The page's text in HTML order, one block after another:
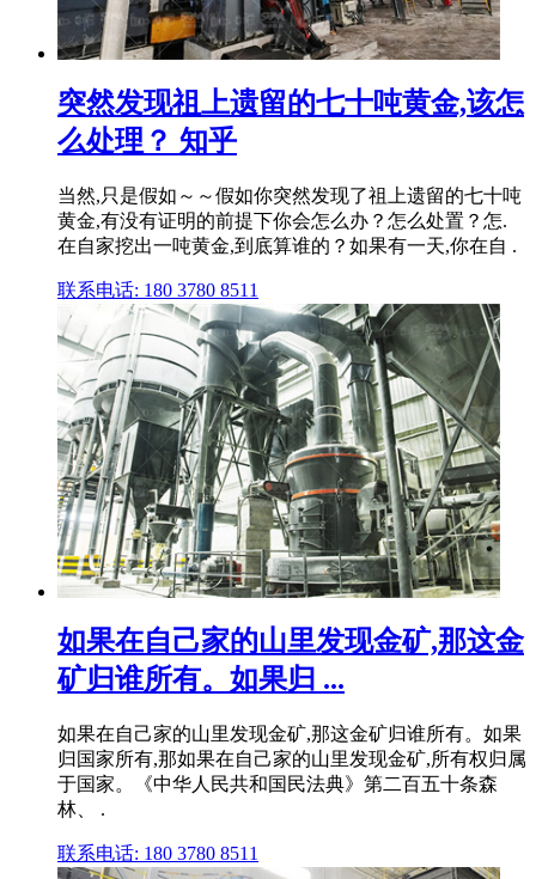
突然发现祖上遗留的七十吨黄金,该怎
么处理？ 知乎
当然,只是假如～～假如你突然发现了祖上遗留的七十吨
黄金,有没有证明的前提下你会怎么办？怎么处置？怎.
在自家挖出一吨黄金,到底算谁的？如果有一天,你在自 .
联系电话: 180 3780 8511
如果在自己家的山里发现金矿,那这金
矿归谁所有。如果归 ...
如果在自己家的山里发现金矿,那这金矿归谁所有。如果
归国家所有,那如果在自己家的山里发现金矿,所有权归属
于国家。《中华人民共和国民法典》第二百五十条森
林、 .
联系电话: 180 3780 8511